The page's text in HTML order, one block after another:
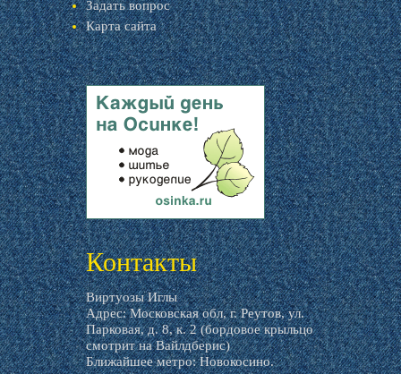
Задать вопрос
Карта сайта
livemaster.ru
Контакты
Виртуозы Иглы
Адрес: Московская обл, г. Реутов, ул.
Парковая, д. 8, к. 2 (бордовое крыльцо
смотрит на Вайлдберис)
Ближайшее метро: Новокосино.